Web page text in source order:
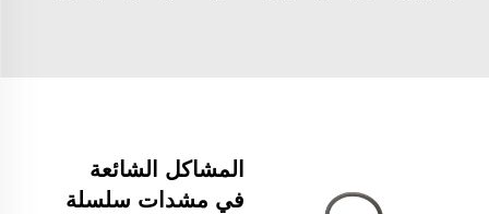
المشاكل الشائعة
في مشدات سلسلة